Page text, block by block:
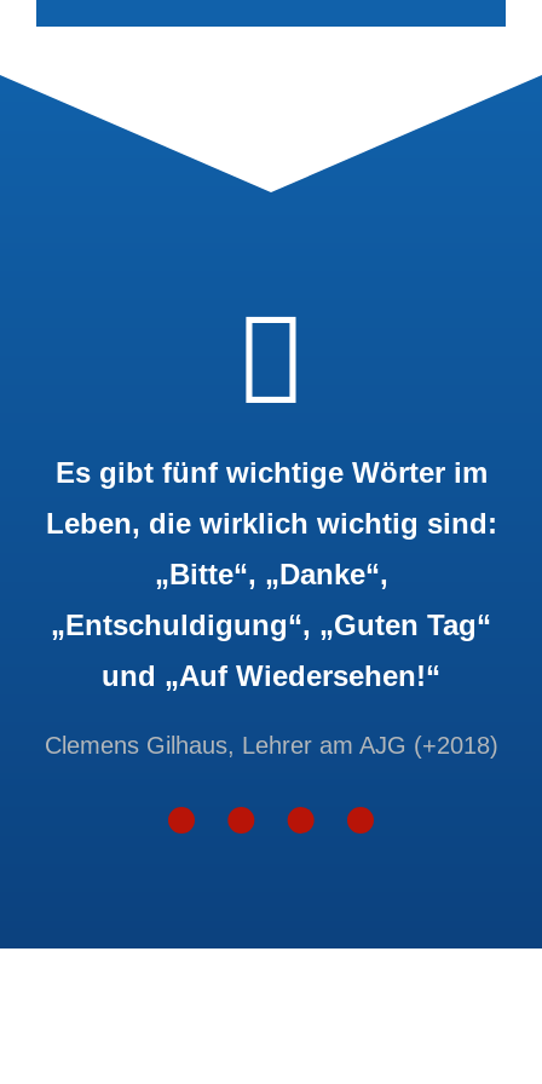
Es gibt fünf wichtige Wörter im
Leben, die wirklich wichtig sind:
„Bitte“, „Danke“,
„Entschuldigung“, „Guten Tag“
und „Auf Wiedersehen!“
Clemens Gilhaus, Lehrer am AJG (+2018)